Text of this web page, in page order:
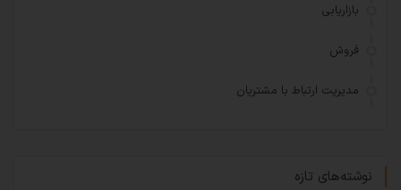
بازاریابی
فروش
مدیریت ارتباط با مشتریان
نوشته‌های تازه